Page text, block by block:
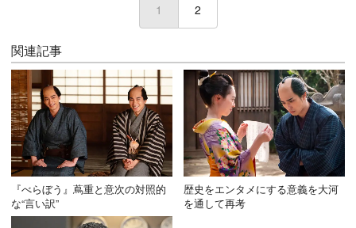
1 (current)
2
関連記事
『べらぼう』蔦重と意次の対照的
な“言い訳”
歴史をエンタメにする意義を大河
を通して再考